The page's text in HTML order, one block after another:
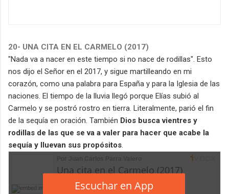
20- UNA CITA EN EL CARMELO (2017)
"Nada va a nacer en este tiempo si no nace de rodillas". Esto
nos dijo el Señor en el 2017, y sigue martilleando en mi
corazón, como una palabra para España y para la Iglesia de las
naciones. El tiempo de la lluvia llegó porque Elías subió al
Carmelo y se postró rostro en tierra. Literalmente, parió el fin
de la sequía en oración. También Dios busca vientres y
rodillas de las que se va a valer para hacer que acabe la
sequía y lluevan sus propósitos